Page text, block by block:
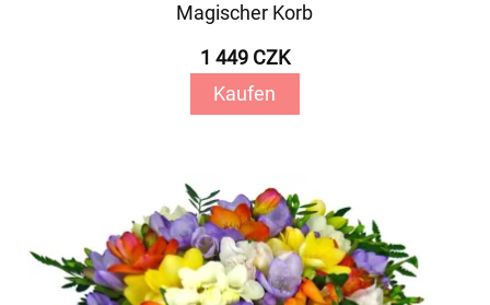
Magischer Korb
1 449 CZK
Kaufen